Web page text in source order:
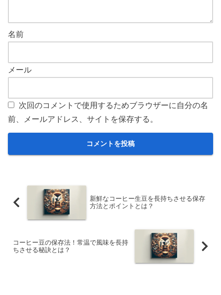
名前
メール
次回のコメントで使用するためブラウザーに自分の名
前、メールアドレス、サイトを保存する。
新鮮なコーヒー生豆を長持ちさせる保存
方法とポイントとは？
コーヒー豆の保存法！常温で風味を長持
ちさせる秘訣とは？